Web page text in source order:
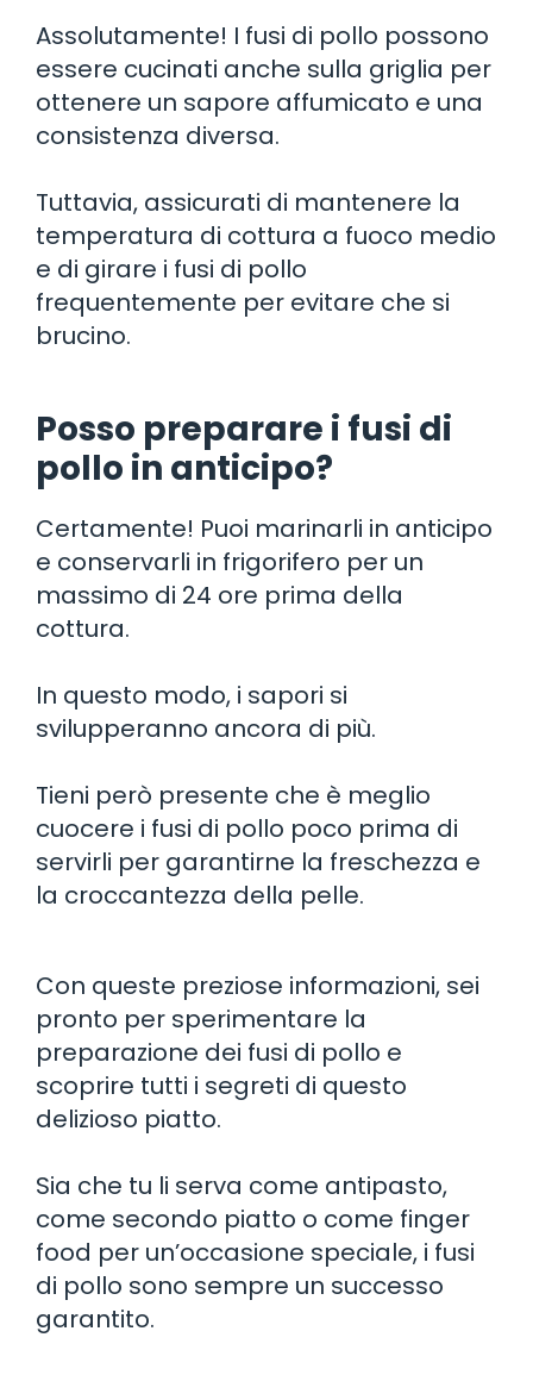
Assolutamente! I fusi di pollo possono
essere cucinati anche sulla griglia per
ottenere un sapore affumicato e una
consistenza diversa.
Tuttavia, assicurati di mantenere la
temperatura di cottura a fuoco medio
e di girare i fusi di pollo
frequentemente per evitare che si
brucino.
Posso preparare i fusi di
pollo in anticipo?
Certamente! Puoi marinarli in anticipo
e conservarli in frigorifero per un
massimo di 24 ore prima della
cottura.
In questo modo, i sapori si
svilupperanno ancora di più.
Tieni però presente che è meglio
cuocere i fusi di pollo poco prima di
servirli per garantirne la freschezza e
la croccantezza della pelle.
Con queste preziose informazioni, sei
pronto per sperimentare la
preparazione dei fusi di pollo e
scoprire tutti i segreti di questo
delizioso piatto.
Sia che tu li serva come antipasto,
come secondo piatto o come finger
food per un’occasione speciale, i fusi
di pollo sono sempre un successo
garantito.